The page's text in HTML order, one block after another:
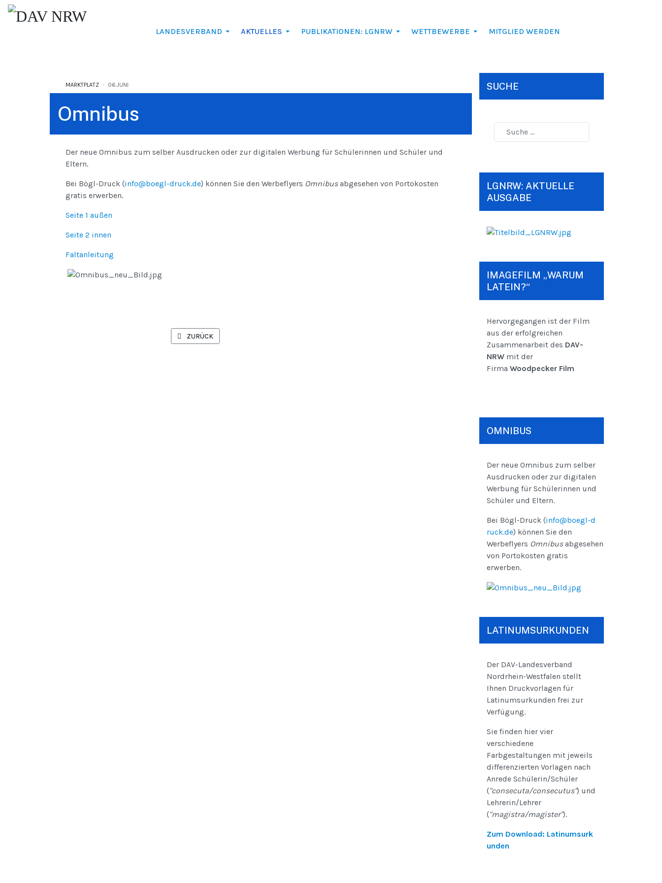
LANDESVERBAND AKTUELLES PUBLIKATIONEN: LGNRW WETTBEWERBE MITGLIED WERDEN
MARKTPLATZ 06.JUNI
Omnibus
Der neue Omnibus zum selber Ausdrucken oder zur digitalen Werbung für Schülerinnen und Schüler und
Eltern.
Bei Bögl-Druck (info@boegl-druck.de) können Sie den Werbeflyers Omnibusabgesehen von Portokosten
gratis erwerben.
Seite 1 außen
Seite 2 innen
Faltanleitung
VORHERIGER BEITRAG: PEGASUS ONLINEZEITSCHRIFT 2023-2024 ERSCHIENEN
ZURÜCK
SUCHE
LGNRW: AKTUELLE
AUSGABE
IMAGEFILM „WARUM
LATEIN?“
Hervorgegangen ist der Film
aus der erfolgreichen
Zusammenarbeit des DAV-
NRW mit der
Firma Woodpecker Film
OMNIBUS
Der neue Omnibus zum selber
Ausdrucken oder zur digitalen
Werbung für Schülerinnen und
Schüler und Eltern.
Bei Bögl-Druck (info@boegl-d
ruck.de) können Sie den
Werbeflyers Omnibusabgesehen
von Portokosten gratis
erwerben.
LATINUMSURKUNDEN
Der DAV-Landesverband
Nordrhein-Westfalen stellt
Ihnen Druckvorlagen für
Latinumsurkunden frei zur
Verfügung.
Sie finden hier vier
verschiedene
Farbgestaltungen mit jeweils
differenzierten Vorlagen nach
Anrede Schülerin/Schüler
("consecuta/consecutus") und
Lehrerin/Lehrer
("magistra/magister").
Zum Download: Latinumsurk
unden